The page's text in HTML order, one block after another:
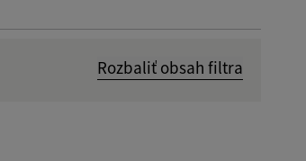
Rozbaliť obsah filtra